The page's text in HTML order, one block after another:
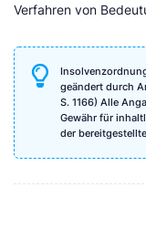
Verfahren von
geändert durch
S. 1166) Alle
Gewähr für
der